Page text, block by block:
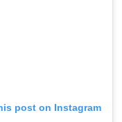
post on Instagram